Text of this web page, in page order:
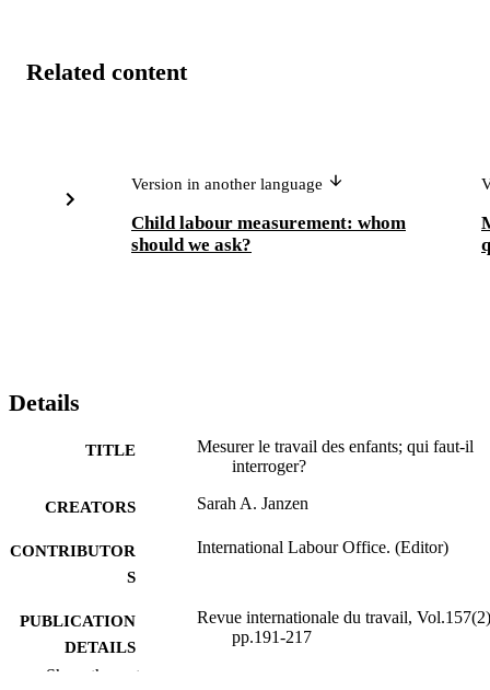
Related content
Version in another language
Child labour measurement: whom
should we ask?
Details
TITLE
Mesurer le travail des enfants; qui faut-il
interroger?
CREATORS Sarah A. Janzen
CONTRIBUTOR
S
International Labour Office. (Editor)
PUBLICATION
DETAILS
Revue internationale du travail,
pp.191-217
Show the rest